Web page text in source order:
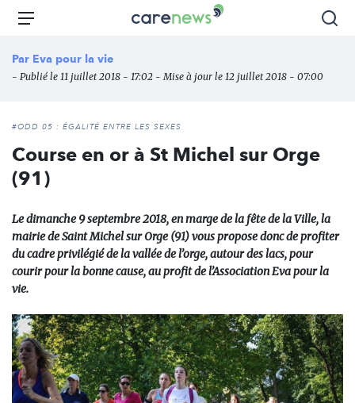
Aller
principal
Carenews,
des
l'engagement
Menu
Par Eva pour la vie
- Publié le 11 juillet 2018 - 17:02 - Mise à jour le 12 juillet 2018 - 07:00
#ODD 05 : ÉGALITÉ ENTRE LES SEXES
Course en or à St Michel sur Orge
(91)
Le dimanche 9 septembre 2018, en marge de la fête de la Ville, la
mairie de Saint Michel sur Orge (91) vous propose donc de profiter
du cadre privilégié de la vallée de l’orge, autour des lacs, pour
courir pour la bonne cause, au profit de l’Association Eva pour la
vie.